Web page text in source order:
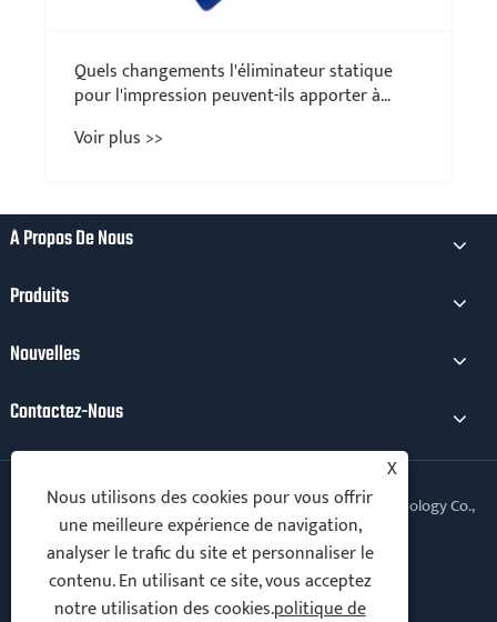
Quels changements l'éliminateur statique
pour l'impression peuvent-ils apporter à
Voir plus >>
À Propos De Nous
Produits
Nouvelles
Contactez-Nous
Copyright © 2025 Xiamen Kechuang Electromical Technology Co.,
Ltd. Tous droits réservés.
Follow Us
X
Nous utilisons des cookies pour vous offrir
une meilleure expérience de navigation,
analyser le trafic du site et personnaliser le
contenu. En utilisant ce site, vous acceptez
notre utilisation des cookies.politique de